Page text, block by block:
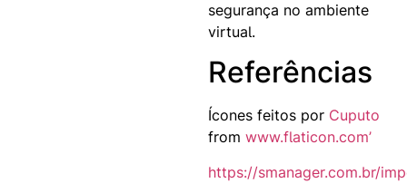
segurança no ambiente
virtual.
Referências
Ícones feitos por Cuputo
fromwww.flaticon.com’
https://smanager.com.br/